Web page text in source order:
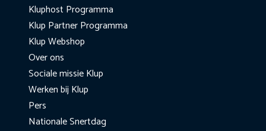
Kluphost Programma
Klup Partner Programma
Klup Webshop
Over ons
Sociale missie Klup
Werken bij Klup
Pers
Nationale Snertdag